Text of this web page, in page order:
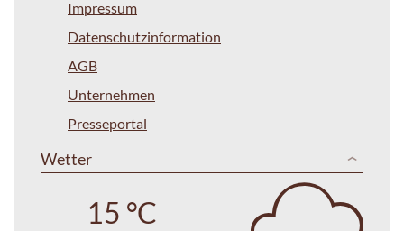
Impressum
Datenschutzinformation
AGB
Unternehmen
Presseportal
Wetter
15 °C